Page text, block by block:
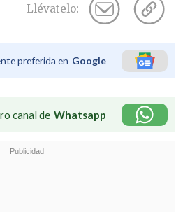
Llévatelo:
preferida en Google
canal de Whatsapp